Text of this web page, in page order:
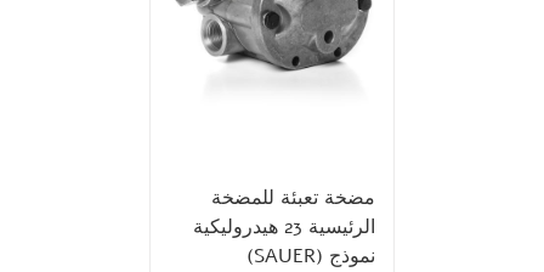
مضخة تعبئة للمضخة
الرئيسية 23 هيدروليكية
نموذج (SAUER)